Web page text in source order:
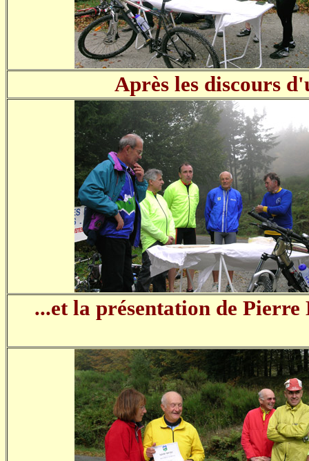
Après les discours
...et la présentation de